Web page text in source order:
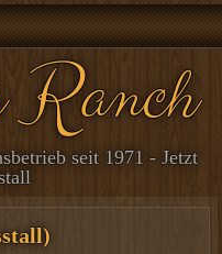
seit 1971 - Jetzt